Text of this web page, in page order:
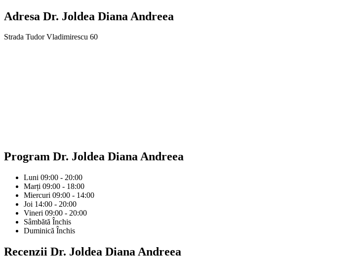
Adresa Dr. Joldea Diana Andreea
Strada Tudor Vladimirescu 60
Program Dr. Joldea Diana Andreea
Luni 09:00 - 20:00
Marți 09:00 - 18:00
Miercuri 09:00 - 14:00
Joi 14:00 - 20:00
Vineri 09:00 - 20:00
Sâmbătă Închis
Duminică Închis
Recenzii Dr. Joldea Diana Andreea